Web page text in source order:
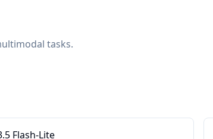
tasks.
Flash-Lite